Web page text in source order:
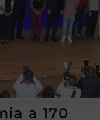
a 170